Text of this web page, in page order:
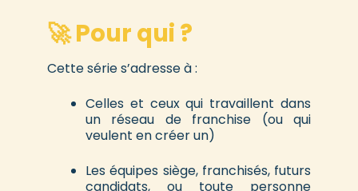
🚀 Pour qui ?
Cette série s’adresse à :
Celles et ceux qui travaillent dans
un réseau de franchise (ou qui
veulent en créer un)
Les équipes siège, franchisés, futurs
candidats, ou toute personne